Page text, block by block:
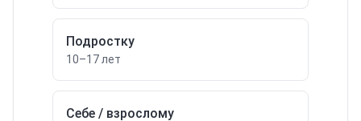
Подростку
10–17 лет
Себе / взрослому